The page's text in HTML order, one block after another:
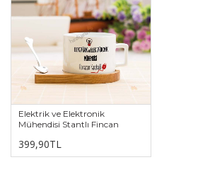
Elektrik ve Elektronik
Mühendisi Stantlı Fincan
399,90TL